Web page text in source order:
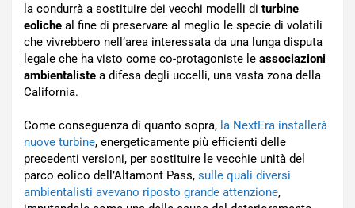
la condurrà a sostituire dei vecchi modelli di turbine
eoliche al fine di preservare al meglio le specie di volatili
che vivrebbero nell’area interessata da una lunga disputa
legale che ha visto come co-protagoniste le associazioni
ambientaliste a difesa degli uccelli, una vasta zona della
California.
Come conseguenza di quanto sopra, la NextEra installerà
nuove turbine, energeticamente più efficienti delle
precedenti versioni, per sostituire le vecchie unità del
parco eolico dell’Altamont Pass, sulle quali diversi
ambientalisti avevano riposto grande attenzione,